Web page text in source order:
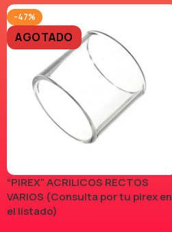
-47%
AGOTADO
“PIREX” ACRILICOS RECTOS
VARIOS (Consulta por tu pirex en
el listado)